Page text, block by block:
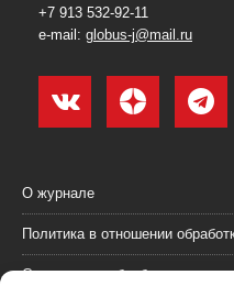
+7 913 532-92-11
e-mail: globus-j@mail.ru
О журнале
Политика в отношении
Согласие на обработку